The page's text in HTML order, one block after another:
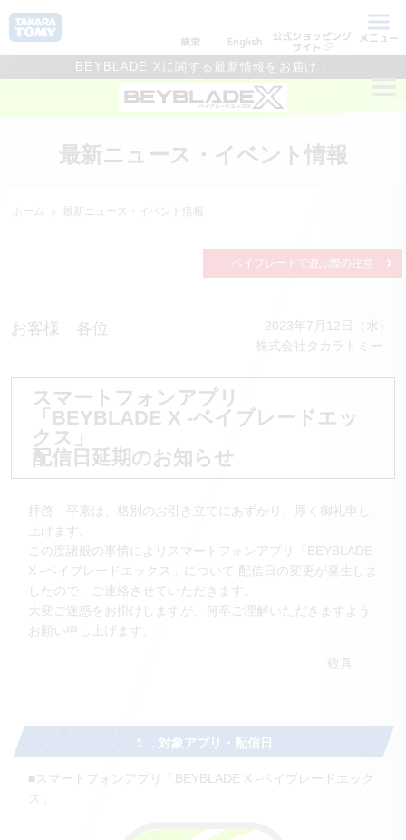
検索 English 公式ショッピング
サイト
メニュー
BEYBLADE Xに関する最新情報をお届け！
最新ニュース・イベント情報
ホーム 最新ニュース・イベント情報
ベイブレードで遊ぶ際の注意
お客様 各位
2023年7月12日（水）
株式会社タカラトミー
スマートフォンアプリ
「BEYBLADE X -ベイブレードエッ
クス」
配信日延期のお知らせ
拝啓 平素は、格別のお引き立てにあずかり、厚く御礼申し
上げます。
この度諸般の事情によりスマートフォンアプリ「BEYBLADE
X -ベイブレードエックス」について 配信日の変更が発生しま
したので、ご連絡させていただきます。
大変ご迷惑をお掛けしますが、何卒ご理解いただきますよう
お願い申し上げます。
敬具
１．対象アプリ・配信日
■スマートフォンアプリ「BEYBLADE X -ベイブレードエック
ス」